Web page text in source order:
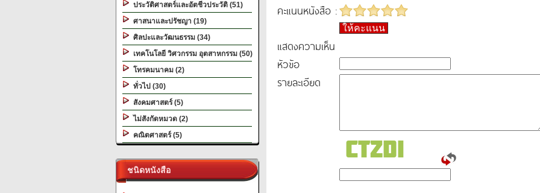
ประวัติศาสตร์และอัตชีวประวัติ (51)
ศาสนาและปรัชญา (19)
ศิลปะและวัฒนธรรม (34)
เทคโนโลยี วิศวกรรม อุตสาหกรรม (50)
โทรคมนาคม (2)
ทั่วไป (30)
สังคมศาสตร์ (5)
ไม่สังกัดหมวด (2)
คณิตศาสตร์ (5)
ชนิดหนังสือ
คะแนนหนังสือ :
ให้คะแนน
แสดงความเห็น
หัวข้อ
รายละเอียด